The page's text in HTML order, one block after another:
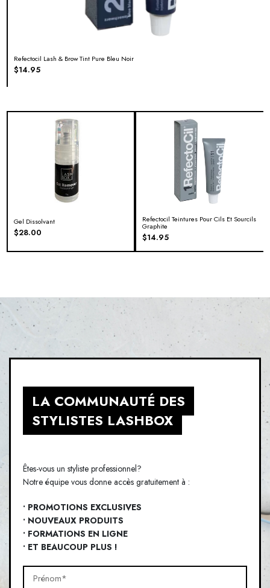
Refectocil Lash & Brow Tint Pure Bleu Noir
$14.95
Gel Dissolvant
$28.00
Refectocil Teintures Pour Cils Et Sourcils
Graphite
$14.95
LA COMMUNAUTÉ DES
STYLISTES LASHBOX
Êtes-vous un styliste professionnel?
Notre équipe vous donne accès gratuitement à :
• PROMOTIONS EXCLUSIVES
• NOUVEAUX PRODUITS
• FORMATIONS EN LIGNE
• ET BEAUCOUP PLUS !
Prénom*